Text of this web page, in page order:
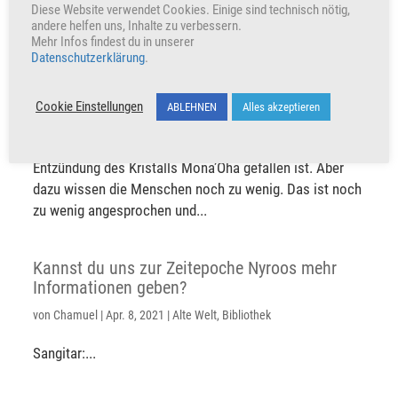
Wird es eine weitere Nullpunktenergie,
Nullphase, wieder geben, in der man sich neu
entscheiden kann?
Sangitar: Ja! Das ist jetzt! Grundsätzlich müsste man
Entzündung des Kristalls Mona’Oha gefallen ist. Aber
dazu wissen die Menschen noch zu wenig. Das ist noch
zu wenig angesprochen und...
Kannst du uns zur Zeitepoche Nyroos mehr
Informationen geben?
vonChamuel |Apr. 8, 2021 |Alte Welt, Bibliothek
Sangitar:...
Diese Website verwendet Cookies. Einige sind technisch nötig,
andere helfen uns, Inhalte zu verbessern.
Mehr Infos findest du in unserer
Datenschutzerklärung.
Cookie Einstellungen ABLEHNEN Alles akzeptieren